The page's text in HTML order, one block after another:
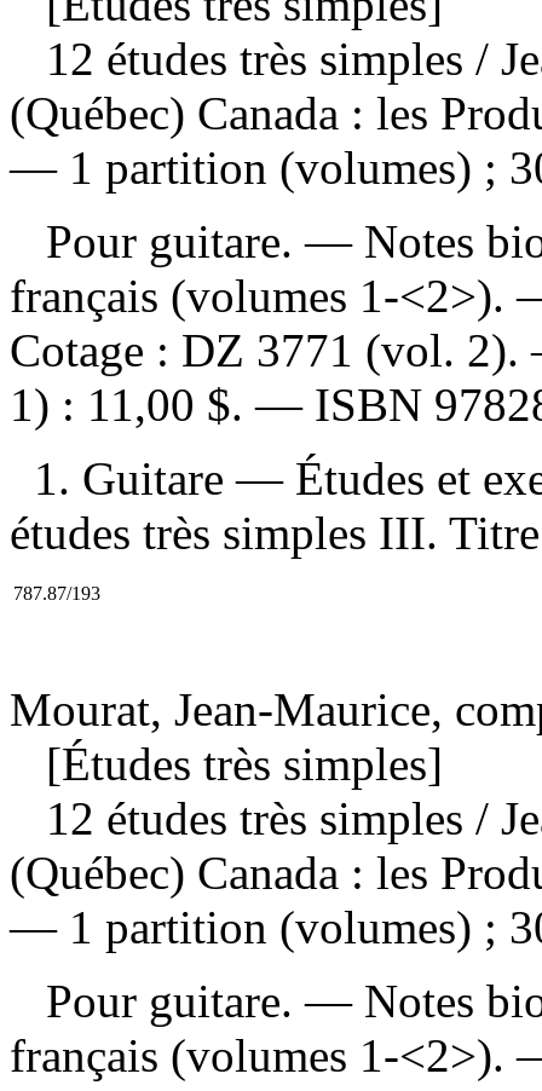
12 études très simples /
(Québec) Canada : les
— 1 partition (volumes) ;
Pour guitare. — Notes
français (volumes 1-
Cotage : DZ 3771 (vol.
1) : 11,00 $. — ISBN
1. Guitare — Études et
études très simples III.
787.87/193
Mourat, Jean-Maurice,
[Études très simples]
12 études très simples /
(Québec) Canada : les
— 1 partition (volumes) ;
Pour guitare. — Notes
français (volumes 1-